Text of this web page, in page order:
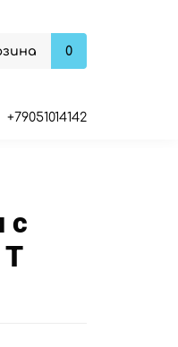
0
+79051014142
с
Т